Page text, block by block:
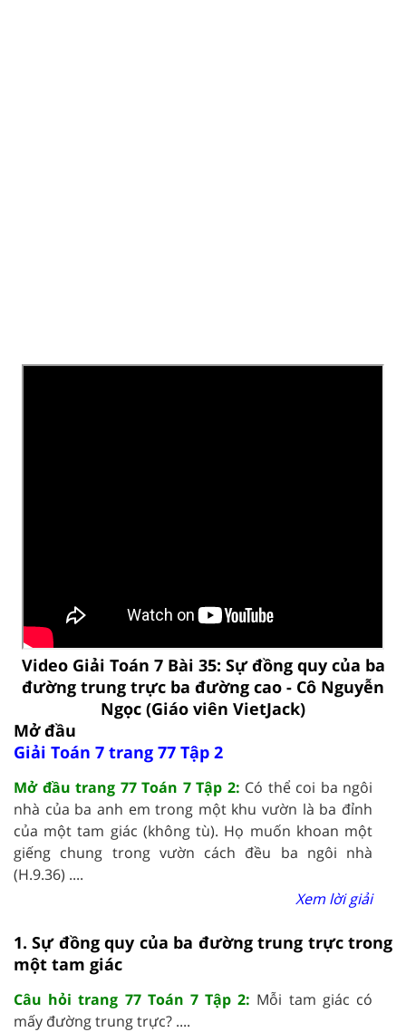
Video Giải Toán 7 Bài 35: Sự đồng quy của ba
đường trung trực ba đường cao - Cô Nguyễn
Ngọc (Giáo viên VietJack)
Mở đầu
Giải Toán 7 trang 77 Tập 2
Mở đầu trang 77 Toán 7 Tập 2: Có thể coi ba ngôi
nhà của ba anh em trong một khu vườn là ba đỉnh
của một tam giác (không tù). Họ muốn khoan một
giếng chung trong vườn cách đều ba ngôi nhà
(H.9.36) ....
Xem lời giải
1. Sự đồng quy của ba đường trung trực trong
một tam giác
Câu hỏi trang 77 Toán 7 Tập 2: Mỗi tam giác có
mấy đường trung trực? ....